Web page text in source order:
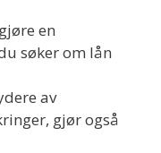
en
søker om lån
av
gjør også